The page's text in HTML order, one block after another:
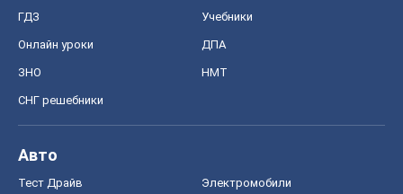
ГДЗ Учебники
Онлайн уроки ДПА
ЗНО НМТ
СНГ решебники
Авто
Тест Драйв Электромобили